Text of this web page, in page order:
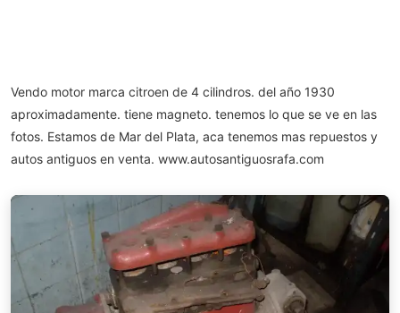
Vendo motor marca citroen de 4 cilindros. del año 1930
aproximadamente. tiene magneto. tenemos lo que se ve en las
fotos. Estamos de Mar del Plata, aca tenemos mas repuestos y
autos antiguos en venta. www.autosantiguosrafa.com